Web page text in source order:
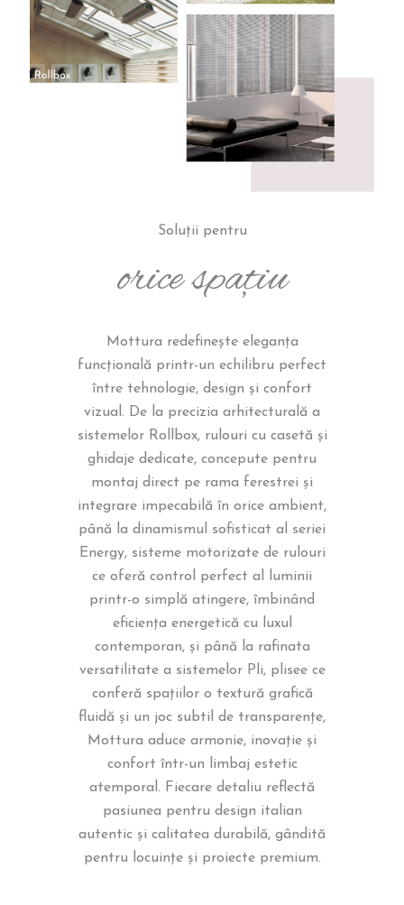
Soluții pentru
orice spațiu
Mottura redefinește eleganța
funcțională printr-un echilibru perfect
între tehnologie, design și confort
vizual. De la precizia arhitecturală a
sistemelor Rollbox, rulouri cu casetă și
ghidaje dedicate, concepute pentru
montaj direct pe rama ferestrei și
integrare impecabilă în orice ambient,
până la dinamismul sofisticat al seriei
Energy, sisteme motorizate de rulouri
ce oferă control perfect al luminii
printr-o simplă atingere, îmbinând
eficiența energetică cu luxul
contemporan, și până la rafinata
versatilitate a sistemelor Pli, plisee ce
conferă spațiilor o textură grafică
fluidă și un joc subtil de transparențe,
Mottura aduce armonie, inovație și
confort într-un limbaj estetic
atemporal. Fiecare detaliu reflectă
pasiunea pentru design italian
autentic și calitatea durabilă, gândită
pentru locuințe și proiecte premium.